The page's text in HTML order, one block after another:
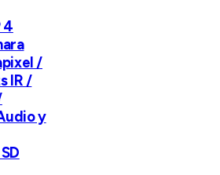
4
/
IR /
y